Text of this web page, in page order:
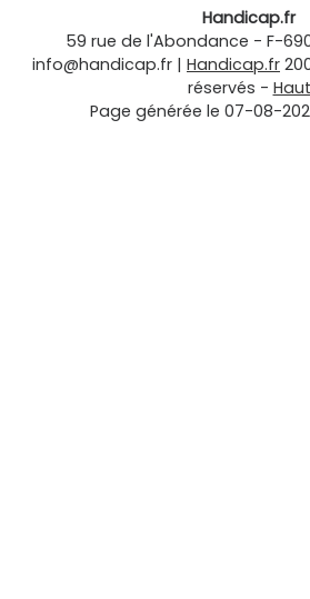
Handicap.fr
59 rue de l'Abondance - F-
info@handicap.fr | Handicap.fr
réservés - Haut
Page générée le 07-08-